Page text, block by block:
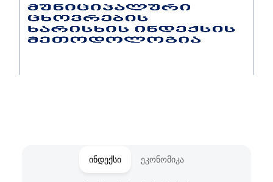
ინდექსი ეკონომიკა